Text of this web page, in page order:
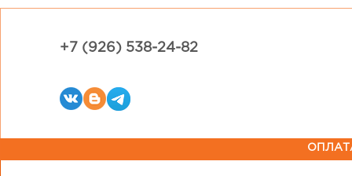
+7 (926) 538-24-82